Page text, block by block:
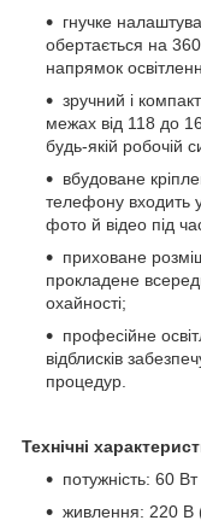
гнучке
обертається на
напрямок
зручний і
межах від 118 до
будь-якій робочій
вбудоване
телефону входить у
фото й відео під
приховане
прокладене
охайності;
професійне
відблисків
процедур.
Технічні
потужність: 60 Вт
живлення: 220 В